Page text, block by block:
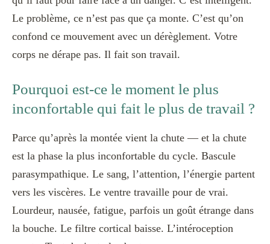
Le problème, ce n’est pas que ça monte. C’est qu’on
confond ce mouvement avec un dérèglement. Votre
corps ne dérape pas. Il fait son travail.
Pourquoi est-ce le moment le plus
inconfortable qui fait le plus de travail ?
Parce qu’après la montée vient la chute — et la chute
est la phase la plus inconfortable du cycle. Bascule
parasympathique. Le sang, l’attention, l’énergie partent
vers les viscères. Le ventre travaille pour de vrai.
Lourdeur, nausée, fatigue, parfois un goût étrange dans
la bouche. Le filtre cortical baisse. L’intéroception